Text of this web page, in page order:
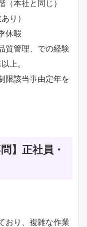
社と同じ）
り）
休暇
質管理、での経験
上。
限該当事由定年を
】正社員・
おり、複雑な作業